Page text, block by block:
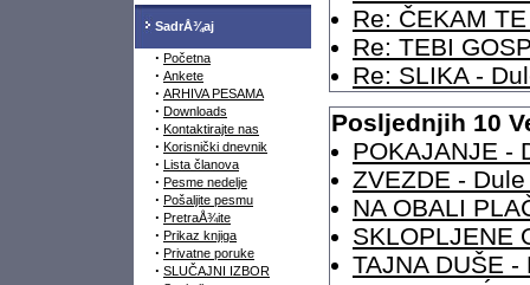
SadrÅ¾aj
· Početna
· Ankete
· ARHIVA PESAMA
· Downloads
· Kontaktirajte nas
· Korisnički dnevnik
· Lista članova
· Pesme nedelje
· Pošaljite pesmu
· PretraÅ¾ite
· Prikaz knjiga
· Privatne poruke
· SLUČAJNI IZBOR
Re: ČEKAM
Re: TEBI
Re: SLIKA -
Posljednjih 10
POKAJANJE -
ZVEZDE -
NA OBALI
SKLOPLJENE
TAJNA DUŠE